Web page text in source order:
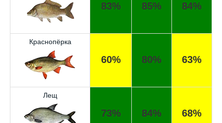
83% 85% 84%
Краснопёрка
60% 80% 63%
Лещ
73% 84% 68%